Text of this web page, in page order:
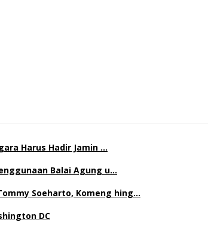
Harus Hadir Jamin …
Balai Agung u…
Soeharto, Komeng hing…
DC